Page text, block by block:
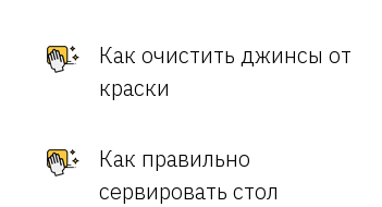
Как очистить джинсы от
краски
Как правильно
сервировать стол